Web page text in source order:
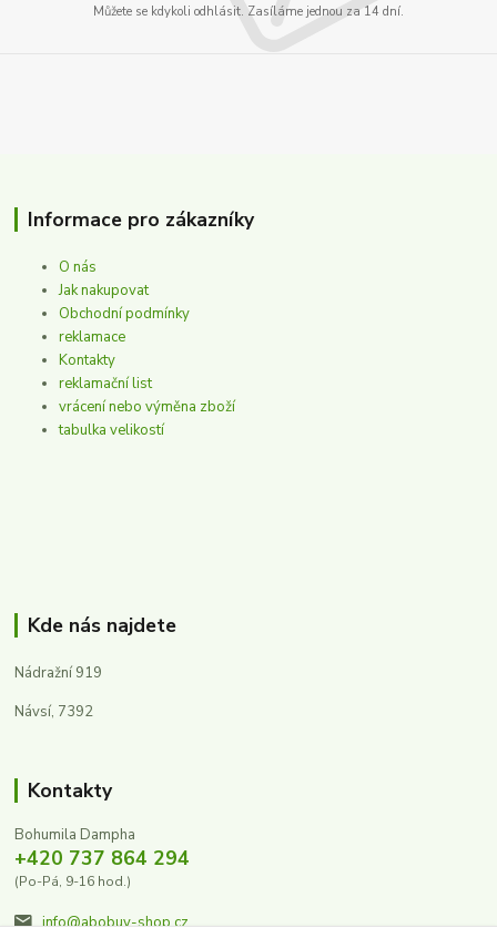
Můžete se kdykoli odhlásit. Zasíláme jednou za 14 dní.
Informace pro zákazníky
O nás
Jak nakupovat
Obchodní podmínky
reklamace
Kontakty
reklamační list
vrácení nebo výměna zboží
tabulka velikostí
Kde nás najdete
Nádražní 919
Návsí, 7392
Kontakty
Bohumila Dampha
+420 737 864 294
(Po-Pá, 9-16 hod.)
info@abobuv-shop.cz